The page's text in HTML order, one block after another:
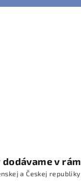
dodávame v
a Českej republiky